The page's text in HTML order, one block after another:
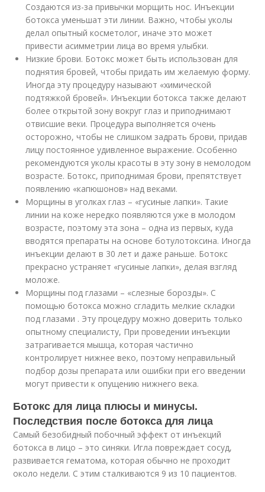
Создаются из-за привычки морщить нос. Инъекции
ботокса уменьшат эти линии. Важно, чтобы уколы
делал опытный косметолог, иначе это может
привести асимметрии лица во время улыбки.
Низкие брови. Ботокс может быть использован для
поднятия бровей, чтобы придать им желаемую форму.
Иногда эту процедуру называют «химической
подтяжкой бровей». Инъекции ботокса также делают
более открытой зону вокруг глаз и приподнимают
отвисшие веки. Процедура выполняется очень
осторожно, чтобы не слишком задрать брови, придав
лицу постоянное удивленное выражение. Особенно
рекомендуются уколы красоты в эту зону в немолодом
возрасте. Ботокс, приподнимая брови, препятствует
появлению «капюшонов» над веками.
Морщины в уголках глаз – «гусиные лапки». Такие
линии на коже нередко появляются уже в молодом
возрасте, поэтому эта зона – одна из первых, куда
вводятся препараты на основе ботулотоксина. Иногда
инъекции делают в 30 лет и даже раньше. Ботокс
прекрасно устраняет «гусиные лапки», делая взгляд
моложе.
Морщины под глазами – «слезные борозды». С
помощью ботокса можно сгладить мелкие складки
под глазами . Эту процедуру можно доверить только
опытному специалисту, При проведении инъекции
затрагивается мышца, которая частично
контролирует нижнее веко, поэтому неправильный
подбор дозы препарата или ошибки при его введении
могут привести к опущению нижнего века.
Ботокс для лица плюсы и минусы.
Последствия после ботокса для лица
Самый безобидный побочный эффект от инъекций
ботокса в лицо – это синяки. Игла повреждает сосуд,
развивается гематома, которая обычно не проходит
около недели. С этим сталкиваются 9 из 10 пациентов.